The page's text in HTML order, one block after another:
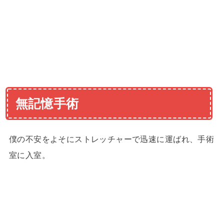
無記憶手術
僕の不安をよそにストレッチャーで迅速に運ばれ、手術
室に入室。